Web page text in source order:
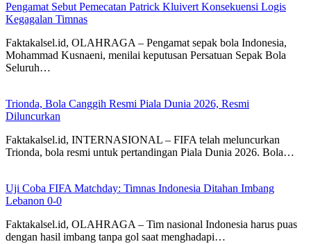
Pengamat Sebut Pemecatan Patrick Kluivert Konsekuensi Logis
Kegagalan Timnas
Faktakalsel.id, OLAHRAGA – Pengamat sepak bola Indonesia,
Mohammad Kusnaeni, menilai keputusan Persatuan Sepak Bola
Seluruh…
Trionda, Bola Canggih Resmi Piala Dunia 2026, Resmi
Diluncurkan
Faktakalsel.id, INTERNASIONAL – FIFA telah meluncurkan
Trionda, bola resmi untuk pertandingan Piala Dunia 2026. Bola…
Uji Coba FIFA Matchday: Timnas Indonesia Ditahan Imbang
Lebanon 0-0
Faktakalsel.id, OLAHRAGA – Tim nasional Indonesia harus puas
dengan hasil imbang tanpa gol saat menghadapi…